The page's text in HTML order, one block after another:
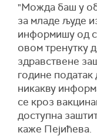
"Можда баш у
за младе људе
информишу од
овом тренутку
здравствене
године
никакву
се кроз
доступна
каже Пејићева.